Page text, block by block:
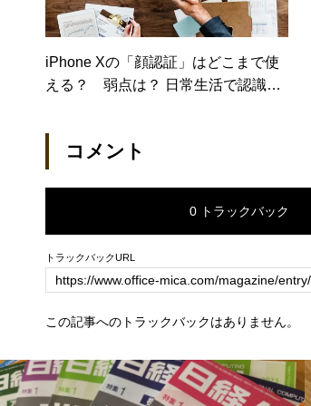
iPhone Xの「顔認証」はどこまで使
える？ 弱点は？ 日常生活で認識さ
ト】
コメント
0 トラックバック
トラックバックURL
この記事へのトラックバックはありません。